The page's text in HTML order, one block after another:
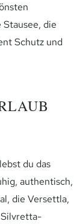
die
Schutz und
du das
authentisch,
die Versettla,
Silvretta-